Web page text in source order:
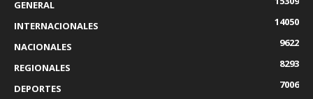
GENERAL
INTERNACIONALES
14050
NACIONALES
9622
REGIONALES
8293
DEPORTES
7006